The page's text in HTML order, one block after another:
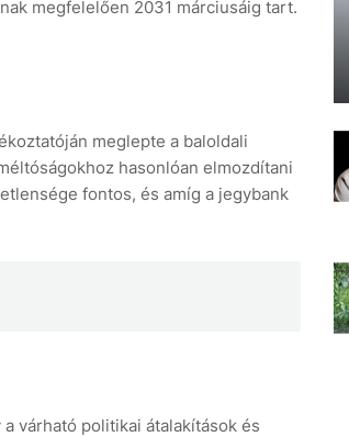
megfelelően 2031 márciusáig tart.
meglepte a baloldali
hasonlóan elmozdítani
fontos, és amíg a jegybank
várható politikai átalakítások és